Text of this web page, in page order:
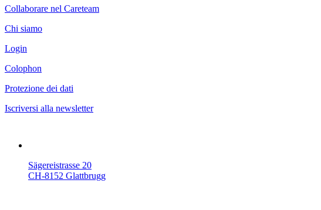
Collaborare nel Careteam
Chi siamo
Login
Colophon
Protezione dei dati
Iscriversi alla newsletter
Sägereistrasse 20
CH-8152 Glattbrugg